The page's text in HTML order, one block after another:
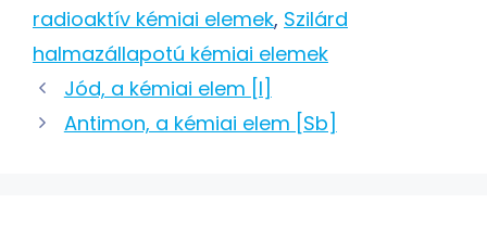
radioaktív kémiai elemek, Szilárd
halmazállapotú kémiai elemek
Post
navigation
Jód, a kémiai elem [I]
Antimon, a kémiai elem [Sb]